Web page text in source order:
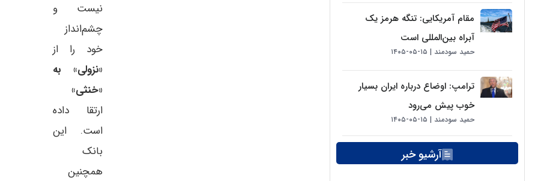
مقام آمریکایی: تنگه هرمز یک
آبراه بین‌المللی است
حمید سودمند ۱۵-۰۵-۱۴۰۵
ترامپ: اوضاع درباره ایران بسیار
خوب پیش می‌رود
حمید سودمند ۱۵-۰۵-۱۴۰۵
آرشیو خبر
نیست و
چشم‌انداز
خود را از
«نزولی» به
«خنثی»
ارتقا داده
است. این
بانک
همچنین